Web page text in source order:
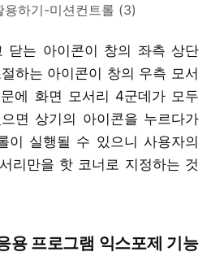
용하기-미션컨트롤 (3)
닫는 아이콘이 창의 좌측 상단
하는 아이콘이 창의 우측 모서
에 화면 모서리 4군데가 모두
면 상기의 아이콘을 누르다가
이 실행될 수 있으니 사용자의
리만을 핫 코너로 지정하는 것
용 프로그램 익스포제 기능